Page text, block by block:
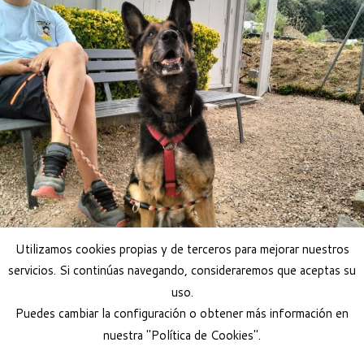
Utilizamos cookies propias y de terceros para mejorar nuestros
servicios. Si continúas navegando, consideraremos que aceptas su
uso.
Puedes cambiar la configuración o obtener más información en
nuestra "Política de Cookies".